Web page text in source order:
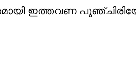
ഇത്തവണ